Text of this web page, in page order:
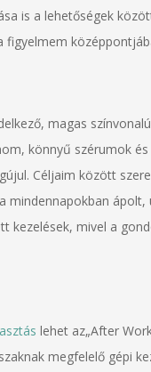
is a lehetőségek
figyelmem
magas
könnyű szérumok
Céljaim között
mindennapokban
kezelések, mivel a
lehet az„After
megfelelő gépi